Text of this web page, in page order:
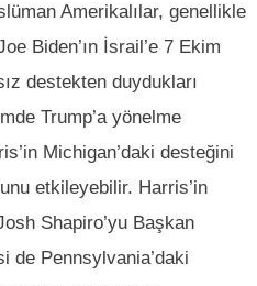
Amerikalılar, genellikle
Biden’ın İsrail’e 7 Ekim
destekten duydukları
Trump’a yönelme
Michigan’daki desteğini
etkileyebilir. Harris’in
Shapiro’yu Başkan
de Pennsylvania’daki